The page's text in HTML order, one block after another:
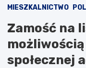
MIESZKALNICTWO
Zamość na
społecznej